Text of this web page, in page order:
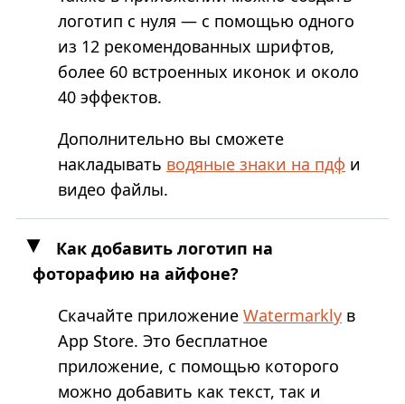
логотип с нуля — с помощью одного
из 12 рекомендованных шрифтов,
более 60 встроенных иконок и около
40 эффектов.
Дополнительно вы сможете
накладывать водяные знаки на пдф и
видео файлы.
Как добавить логотип на
фоторафию на айфоне?
Скачайте приложение Watermarkly в
App Store. Это бесплатное
приложение, с помощью которого
можно добавить как текст, так и